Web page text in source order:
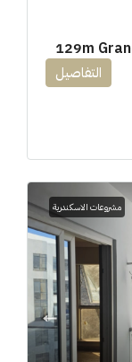
التفاصيل
مشروعات الاسكندرية